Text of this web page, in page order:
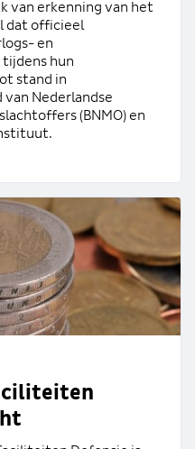
van erkenning van het
dat officieel
en
hun
stand in
Nederlandse
(BNMO) en